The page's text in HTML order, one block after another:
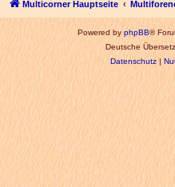
Multicorner Hauptseite
Powered byphpBB®
Deutsche
Datenschutz|